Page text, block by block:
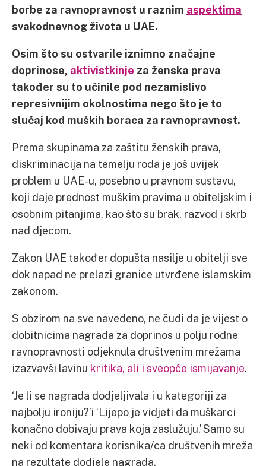
borbe za ravnopravnost u raznim aspektima
svakodnevnog života u UAE.
Osim što su ostvarile iznimno značajne
doprinose, aktivistkinje za ženska prava
također su to učinile pod nezamislivo
represivnijim okolnostima nego što je to
slučaj kod muških boraca za ravnopravnost.
Prema skupinama za zaštitu ženskih prava,
diskriminacija na temelju roda je još uvijek
problem u UAE-u, posebno u pravnom sustavu,
koji daje prednost muškim pravima u obiteljskim i
osobnim pitanjima, kao što su brak, razvod i skrb
nad djecom.
Zakon UAE također dopušta nasilje u obitelji sve
dok napad ne prelazi granice utvrđene islamskim
zakonom.
S obzirom na sve navedeno, ne čudi da je vijest o
dobitnicima nagrada za doprinos u polju rodne
ravnopravnosti odjeknula društvenim mrežama
izazvavši lavinu kritika, ali i sveopće ismijavanje.
‘Je li se nagrada dodjeljivala i u kategoriji za
najbolju ironiju?’i ‘Lijepo je vidjeti da muškarci
konačno dobivaju prava koja zaslužuju.’ Samo su
neki od komentara korisnika/ca društvenih mreža
na rezultate dodjele nagrada.